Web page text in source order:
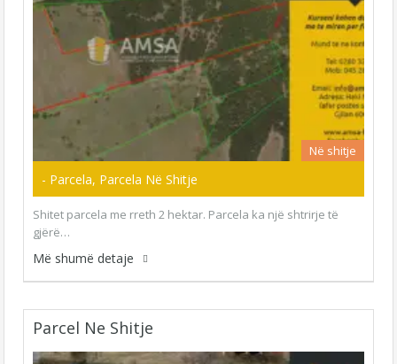
Në shitje
- Parcela, Parcela Në Shitje
Shitet parcela me rreth 2 hektar. Parcela ka një shtrirje të
gjërë…
Më shumë detaje
Parcel Ne Shitje